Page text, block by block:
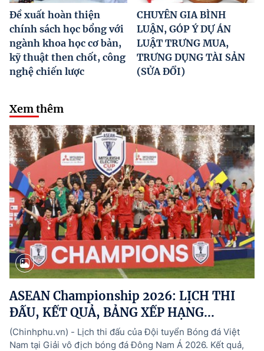
Đề xuất hoàn thiện
chính sách học bổng với
ngành khoa học cơ bản,
kỹ thuật then chốt, công
nghệ chiến lược
CHUYÊN GIA BÌNH
LUẬN, GÓP Ý DỰ ÁN
LUẬT TRƯNG MUA,
TRƯNG DỤNG TÀI SẢN
(SỬA ĐỔI)
Xem thêm
ASEAN Championship 2026: LỊCH THI
ĐẤU, KẾT QUẢ, BẢNG XẾP HẠNG...
(Chinhphu.vn) - Lịch thi đấu của Đội tuyển Bóng đá Việt
Nam tại Giải vô địch bóng đá Đông Nam Á 2026. Kết quả,